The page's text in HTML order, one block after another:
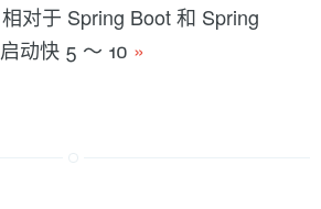
对于 Spring Boot 和 Spring
动快 5 ～ 10 »